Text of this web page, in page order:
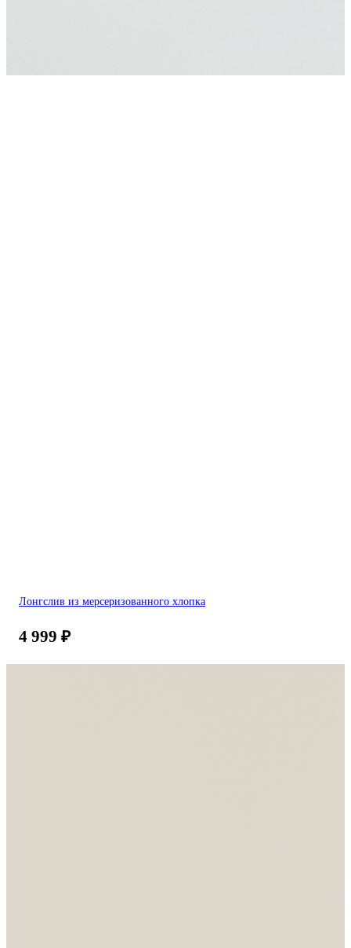
Лонгслив из мерсеризованного хлопка
4 999 ₽